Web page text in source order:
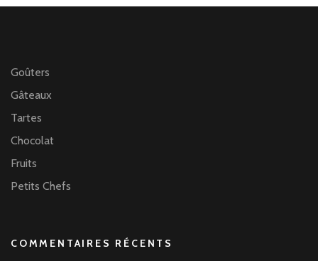
Goûters
Gâteaux
Tartes
Chocolat
Fruits
Petits Chefs
COMMENTAIRES RÉCENTS